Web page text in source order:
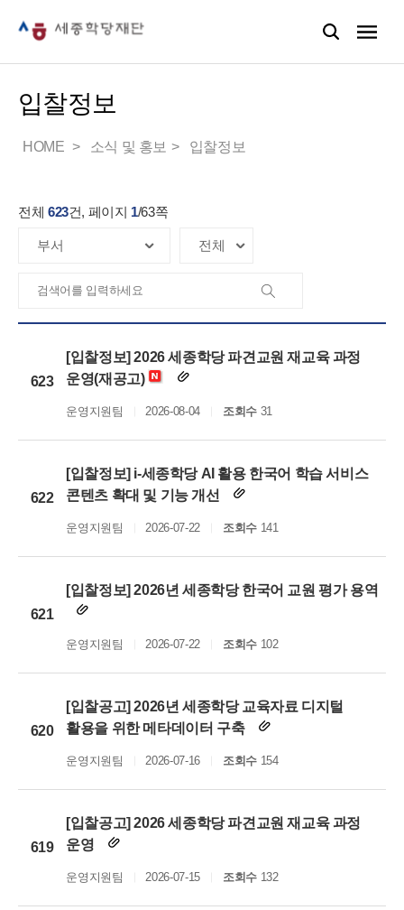
입찰정보
HOME 소식 및 홍보 입찰정보
전체 623건, 페이지 1/63쪽
623
[입찰정보] 2026 세종학당 파견교원 재교육 과정
운영(재공고)
운영지원팀 2026-08-04 조회수31
622
[입찰정보] i-세종학당 AI 활용 한국어 학습 서비스
콘텐츠 확대 및 기능 개선
운영지원팀 2026-07-22 조회수141
621
[입찰정보] 2026년 세종학당 한국어 교원 평가 용역
운영지원팀 2026-07-22 조회수102
620
[입찰공고] 2026년 세종학당 교육자료 디지털
활용을 위한 메타데이터 구축
운영지원팀 2026-07-16 조회수154
619
[입찰공고] 2026 세종학당 파견교원 재교육 과정
운영
운영지원팀 2026-07-15 조회수132